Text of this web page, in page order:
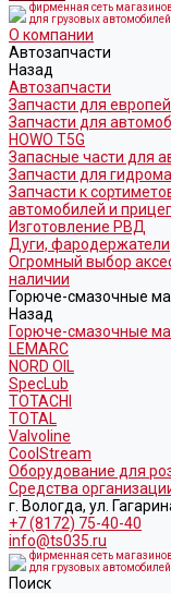
фирменная сеть
для грузовых автомобилей
О компании
Автозапчасти
Назад
Автозапчасти
Запчасти для
Запчасти для
HOWO T5G
Запасные части для
Запчасти для
Запчасти к
автомобилей и
Изготовление РВД
Дуги, фародержатели
Огромный выбор
наличии
Горюче-смазочные
Назад
Горюче-смазочные
LEMARC
NORD OIL
SpecLub
TOTACHI
TOTAL
Valvoline
CoolStream
Оборудование для
Средства
г. Вологда, ул.
+7 (8172) 75-40-40
info@ts035.ru
фирменная сеть
для грузовых автомобилей
Поиск